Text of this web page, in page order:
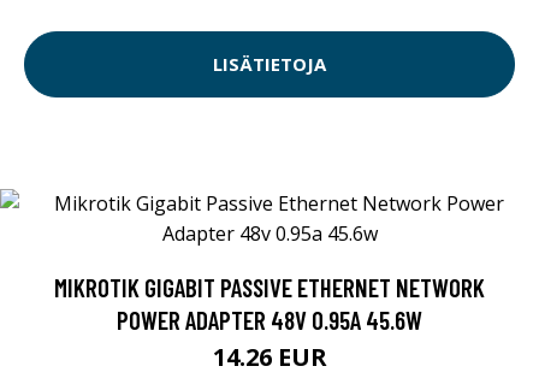
LISÄTIETOJA
MIKROTIK GIGABIT PASSIVE ETHERNET NETWORK
POWER ADAPTER 48V 0.95A 45.6W
14.26 EUR